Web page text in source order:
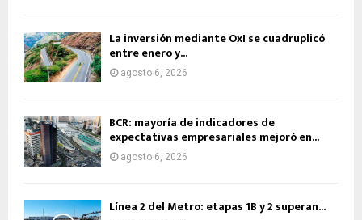
La inversión mediante OxI se cuadruplicó
entre enero y...
agosto 6, 2026
BCR: mayoría de indicadores de
expectativas empresariales mejoró en...
agosto 6, 2026
Línea 2 del Metro: etapas 1B y 2 superan...